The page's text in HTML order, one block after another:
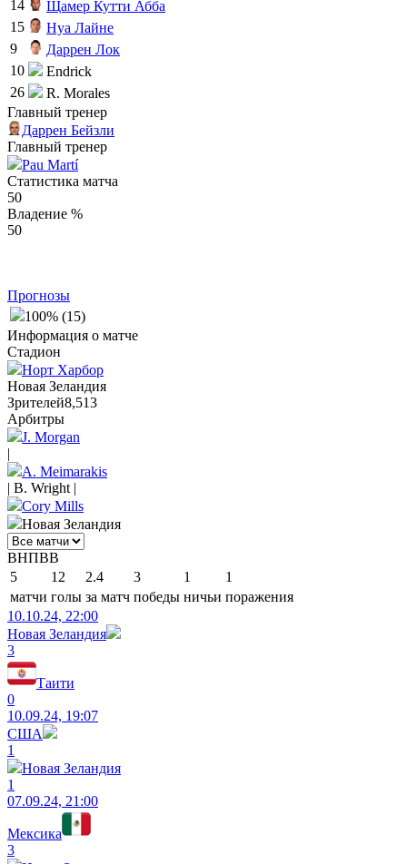
14
Щамер Кутти Абба
15
Нуа Лайне
9
Даррен Лок
10
Endrick
26
R. Morales
Главный тренер
Даррен Бейзли
Главный тренер
Pau Martí
Статистика матча
50
Владение %
50
Прогнозы
100% (15)
Информация о матче
Стадион
Норт Харбор
Новая Зеландия
Зрителей8,513
Арбитры
J. Morgan
|
A. Meimarakis
| B. Wright |
Cory Mills
Новая Зеландия
ВНПВВ
5
12 2.4 3 1
1
матчи голы за матч победы ничьи поражения
10.10.24, 22:00
Новая Зеландия
3
Таити
0
10.09.24, 19:07
США
1
Новая Зеландия
1
07.09.24, 21:00
Мексика
3